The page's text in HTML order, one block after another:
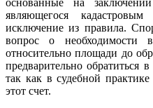
основанные на
являющегося
исключение из правила.
вопрос о необходимости
относительно площади до
предварительно обратиться
так как в судебной
этот счет.